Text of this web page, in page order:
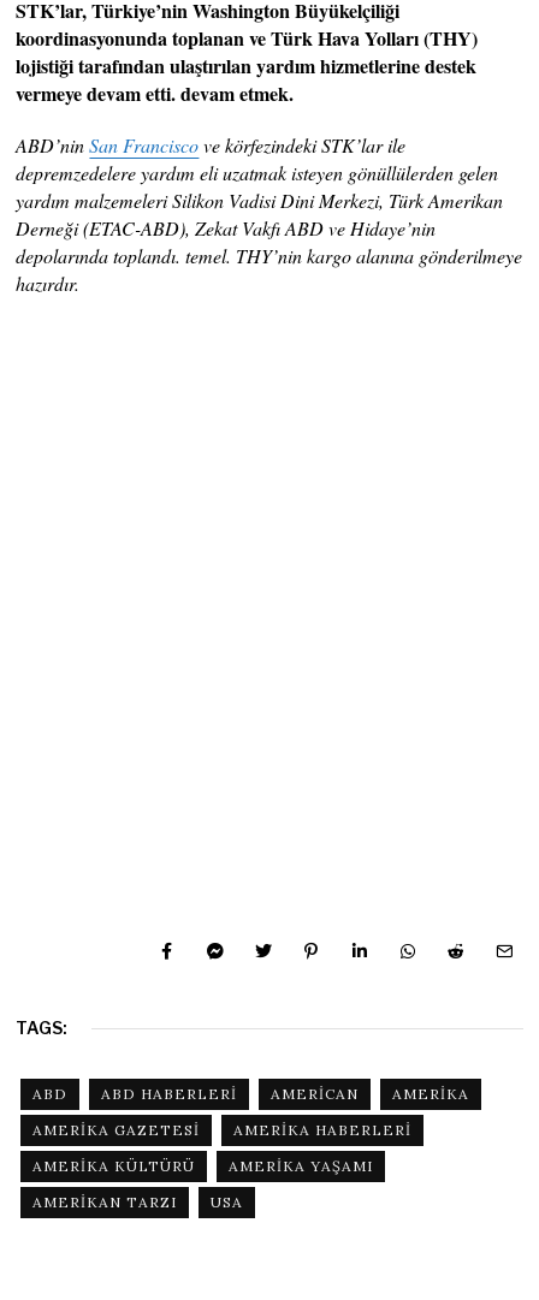
STK’lar, Türkiye’nin Washington Büyükelçiliği
koordinasyonunda toplanan ve Türk Hava Yolları (THY)
lojistiği tarafından ulaştırılan yardım hizmetlerine destek
vermeye devam etti. devam etmek.
ABD’ninSan Franciscove körfezindeki STK’lar ile
depremzedelere yardım eli uzatmak isteyen gönüllülerden gelen
yardım malzemeleri Silikon Vadisi Dini Merkezi, Türk Amerikan
Derneği (ETAC-ABD), Zekat Vakfı ABD ve Hidaye’nin
depolarında toplandı. temel. THY’nin kargo alanına gönderilmeye
hazırdır.
TAGS:
ABD ABD HABERLERI AMERICAN
AMERIKA
AMERIKA GAZETESI
AMERIKA HABERLERI
AMERIKA KÜLTÜRÜ
AMERIKA YAŞAMI
AMERIKAN TARZI
USA